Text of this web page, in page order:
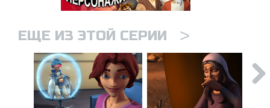
ЕЩЕ ИЗ ЭТОЙ СЕРИИ >